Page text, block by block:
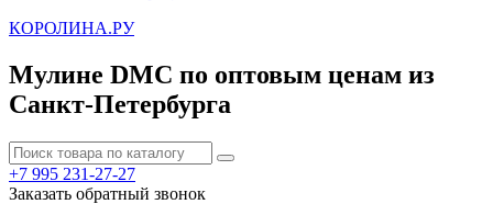
КОРОЛИНА.РУ
Мулине DMC по оптовым ценам из
Санкт-Петербурга
+7 995 231-27-27
Заказать обратный звонок